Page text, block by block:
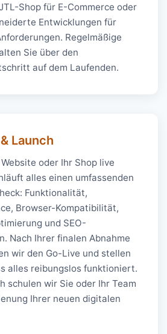
Shop für E-Commerce oder
Entwicklungen für
Regelmäßige
Sie über den
auf dem Laufenden.
Launch
oder Ihr Shop live
alles einen umfassenden
Funktionalität,
Browser-Kompatibilität,
und SEO-
Nach Ihrer finalen Abnahme
wir den Go-Live und stellen
alles reibungslos funktioniert.
schulen wir Sie oder Ihr Team
Ihrer neuen digitalen